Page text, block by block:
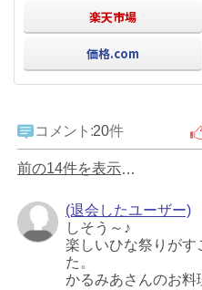
楽天市場
価格.com